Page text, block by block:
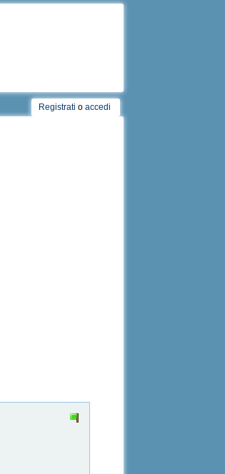
Registrati o accedi